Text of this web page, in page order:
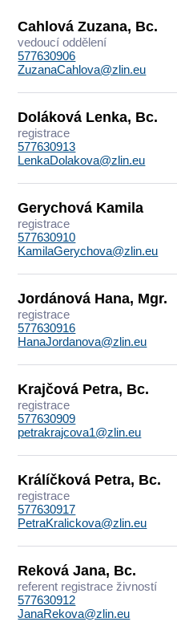
Cahlová Zuzana, Bc.
vedoucí oddělení
577630906
ZuzanaCahlova@zlin.eu
Doláková Lenka, Bc.
registrace
577630913
LenkaDolakova@zlin.eu
Gerychová Kamila
registrace
577630910
KamilaGerychova@zlin.eu
Jordánová Hana, Mgr.
registrace
577630916
HanaJordanova@zlin.eu
Krajčová Petra, Bc.
registrace
577630909
petrakrajcova1@zlin.eu
Králíčková Petra, Bc.
registrace
577630917
PetraKralickova@zlin.eu
Reková Jana, Bc.
referent registrace živností
577630912
JanaRekova@zlin.eu